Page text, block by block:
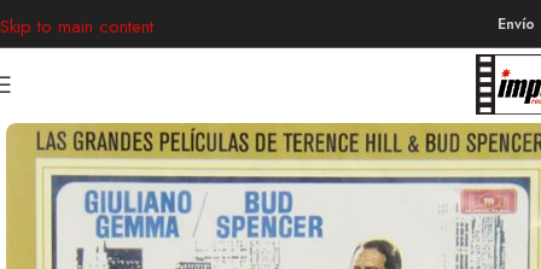
Skip to main content